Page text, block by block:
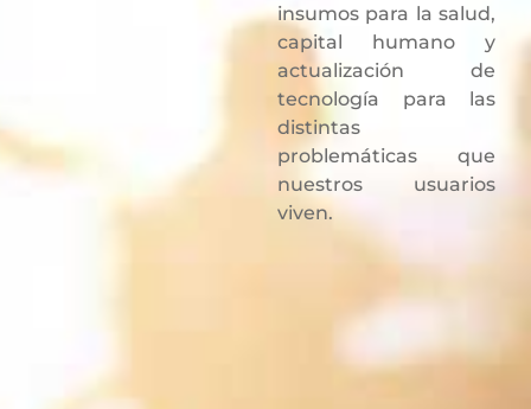
insumos para la salud,
capital humano y
actualización de
tecnología para las
distintas
problemáticas que
nuestros usuarios
viven.